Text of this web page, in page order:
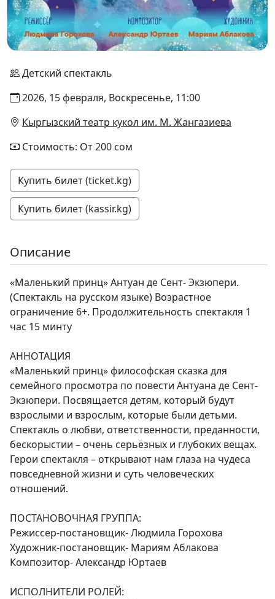
Детский спектакль
2026, 15 февраля, Воскресенье, 11:00
Кыргызский театр кукол им. М. Жангазиева
Стоимость: От 200 сом
Купить билет (ticket.kg)
Купить билет (kassir.kg)
Описание
«Маленький принц» Антуан де Сент- Экзюпери.
(Спектакль на русском языке) Возрастное
ограничение 6+. Продолжительность спектакля 1
час 15 минту
АННОТАЦИЯ
«Маленький принц» философская сказка для
семейного просмотра по повести Антуана де Сент-
Экзюпери. Посвящается детям, который будут
взрослыми и взрослым, которые были детьми.
Спектакль о любви, ответственности, преданности,
бескорыстии – очень серьёзных и глубоких вещах.
Герои спектакля – открывают нам глаза на чудеса
повседневной жизни и суть человеческих
отношений.
ПОСТАНОВОЧНАЯ ГРУППА:
Режиссер-постановщик- Людмила Горохова
Художник-постановщик- Мариям Аблакова
Композитор- Александр Юртаев
ИСПОЛНИТЕЛИ РОЛЕЙ: